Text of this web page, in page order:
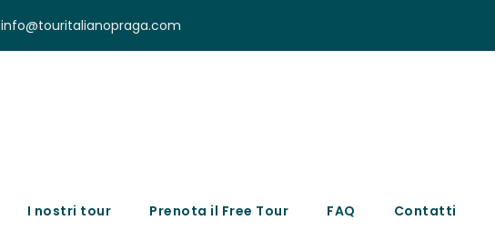
info@touritalianopraga.com
I nostri tour Prenota il Free Tour FAQ Contatti